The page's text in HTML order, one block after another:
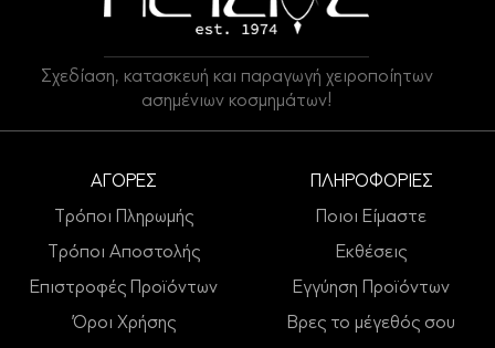
Σχεδίαση, κατασκευή και παραγωγή χειροποίητων
ασημένιων κοσμημάτων!
ΑΓΟΡΕΣ
Τρόποι Πληρωμής
Τρόποι Αποστολής
Επιστροφές Προϊόντων
Όροι Χρήσης
ΠΛΗΡΟΦΟΡΙΕΣ
Ποιοι Είμαστε
Εκθέσεις
Εγγύηση Προϊόντων
Βρες το μέγεθός σου